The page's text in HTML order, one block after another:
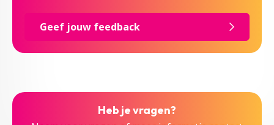
Geef jouw feedback
Heb je vragen?